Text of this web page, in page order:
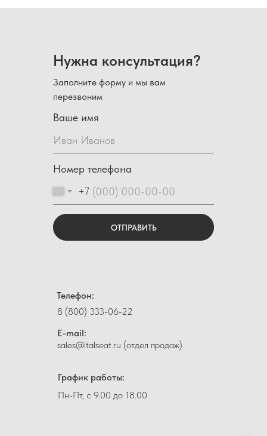
Ваше имя
Номер телефона
+7
ОТПРАВИТЬ
Нужна консультация?
Заполните форму и мы вам
перезвоним
Телефон:
8 (800) 333-06-22
График работы:
Пн-Пт, с 9.00 до 18.00
sales@italseat.ru (отдел продаж)
E-mail: